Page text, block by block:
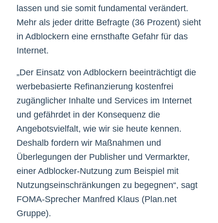
lassen und sie somit fundamental verändert.
Mehr als jeder dritte Befragte (36 Prozent) sieht
in Adblockern eine ernsthafte Gefahr für das
Internet.
„Der Einsatz von Adblockern beeinträchtigt die
werbebasierte Refinanzierung kostenfrei
zugänglicher Inhalte und Services im Internet
und gefährdet in der Konsequenz die
Angebotsvielfalt, wie wir sie heute kennen.
Deshalb fordern wir Maßnahmen und
Überlegungen der Publisher und Vermarkter,
einer Adblocker-Nutzung zum Beispiel mit
Nutzungseinschränkungen zu begegnen“, sagt
FOMA-Sprecher Manfred Klaus (Plan.net
Gruppe).